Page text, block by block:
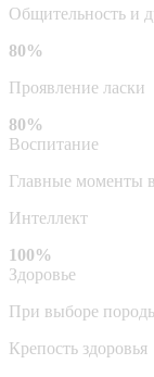
Общительность и
80%
Проявление ласки
80%
Воспитание
Главные моменты
Интеллект
100%
Здоровье
При выборе
Крепость здоровья